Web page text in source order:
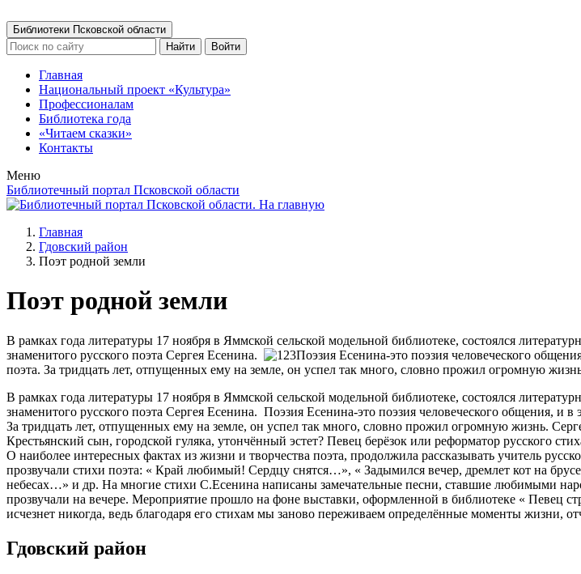
Библиотеки Псковской области
Найти
Войти
Главная
Национальный проект «Культура»
Профессионалам
Библиотека года
«Читаем сказки»
Контакты
Меню
Библиотечный портал Псковской области
Главная
Гдовский район
Поэт родной земли
Поэт родной земли
В рамках года литературы 17 ноября в Яммской сельской модельной библиотеке, состоялся
знаменитого русского поэта Сергея Есенина.
Поэзия Есенина-это поэзия человеческого
поэта. За тридцать лет, отпущенных ему на земле, он успел так много, словно прожил огромную
В рамках года литературы 17 ноября в Яммской сельской модельной библиотеке, состоялся
знаменитого русского поэта Сергея Есенина. Поэзия Есенина-это поэзия человеческого общения, и
За тридцать лет, отпущенных ему на земле, он успел так много, словно прожил огромную жизнь.
Крестьянский сын, городской гуляка, утончённый эстет? Певец берёзок или реформатор русского
О наиболее интересных фактах из жизни и творчества поэта, продолжила рассказывать учитель
прозвучали стихи поэта: « Край любимый! Сердцу снятся…», « Задымился вечер, дремлет кот на
небесах…» и др. На многие стихи С.Есенина написаны замечательные песни, ставшие любимыми
прозвучали на вечере. Мероприятие прошло на фоне выставки, оформленной в библиотеке « Певец
исчезнет никогда, ведь благодаря его стихам мы заново переживаем определённые моменты жизни,
Гдовский район